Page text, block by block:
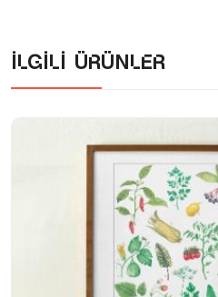
İlgili ürünler